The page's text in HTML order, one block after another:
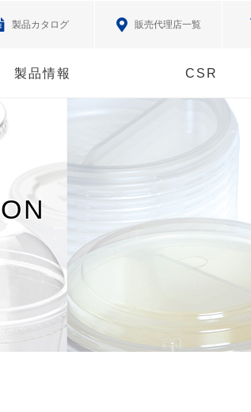
製品カタログ 販売代理店一覧
製品情報 CSR